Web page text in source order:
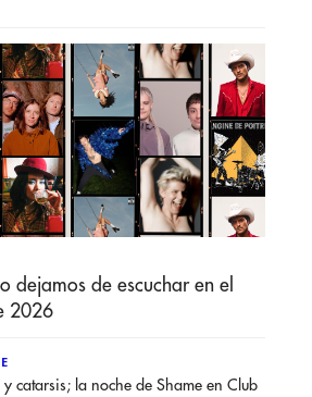
dejamos de escuchar en el
2026
y catarsis; la noche de Shame en Club